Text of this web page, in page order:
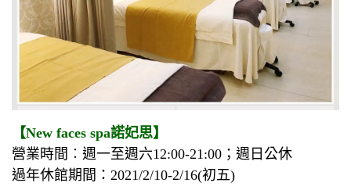
【New faces spa諾妃思】
營業時間︰週一至週六12:00-21:00；週日公休
過年休館期間：2021/2/10-2/16(初五)